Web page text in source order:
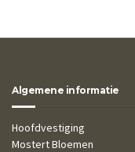
Algemene informatie
Hoofdvestiging
Mostert Bloemen